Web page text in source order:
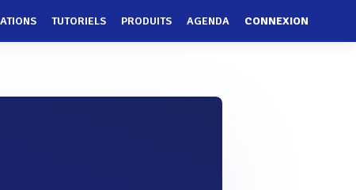
TUTORIELS PRODUITS AGENDA CONNEXION